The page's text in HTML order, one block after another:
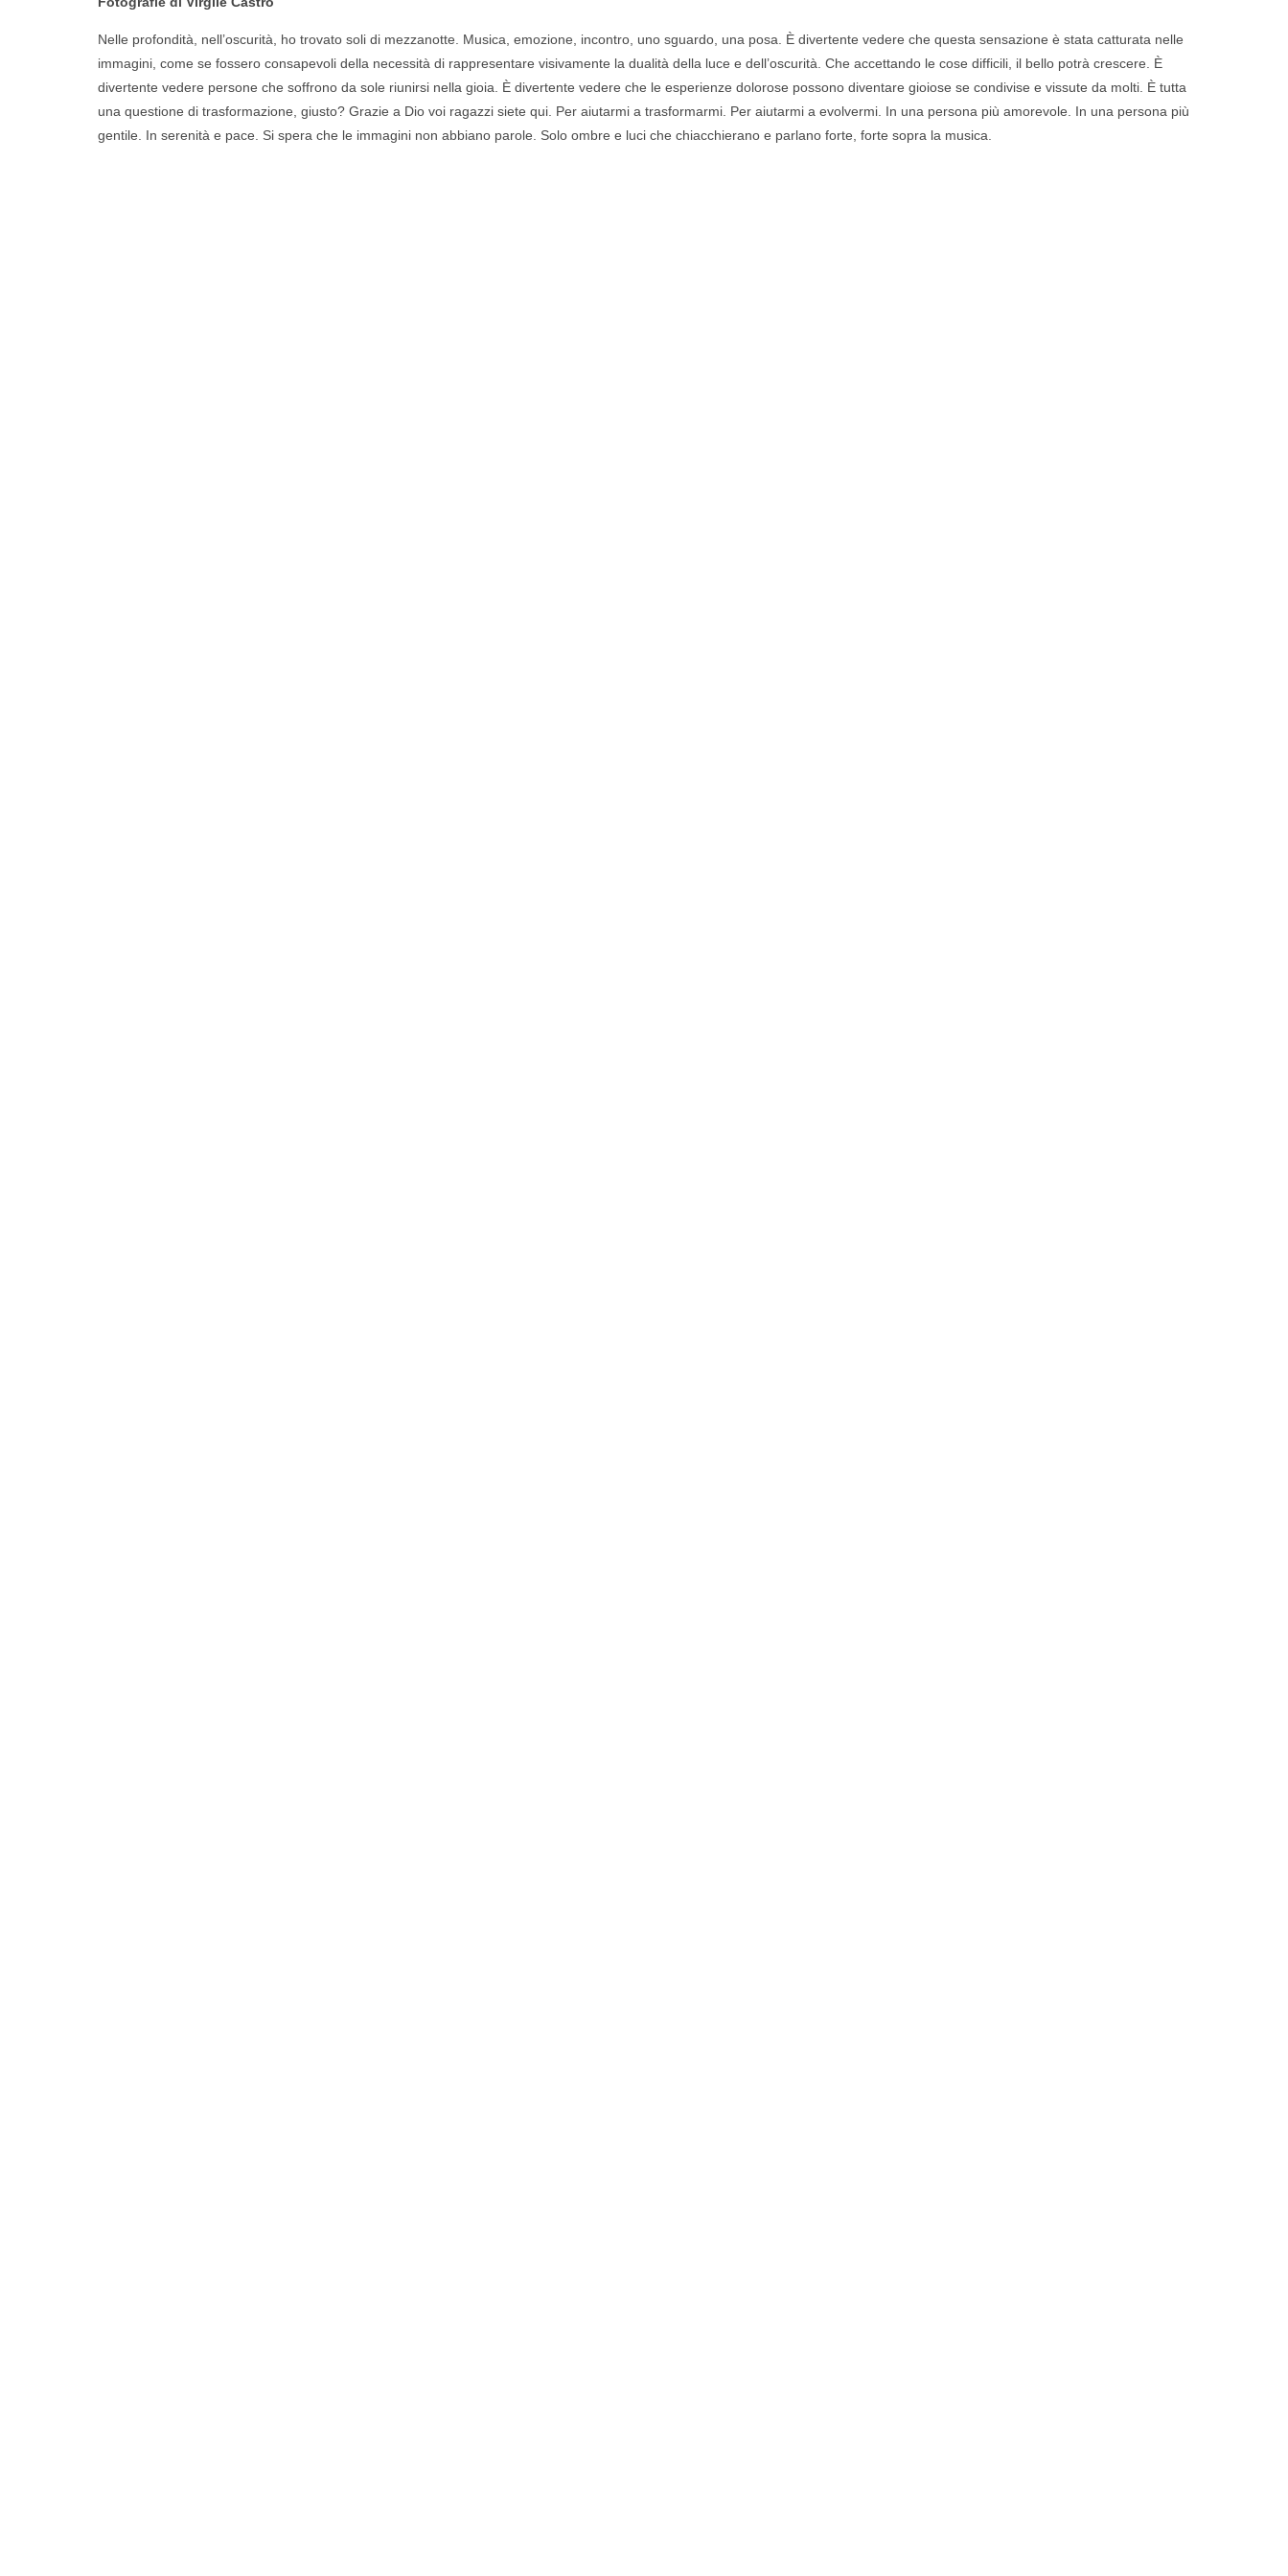
Nelle profondità, nell’oscurità, ho trovato soli di mezzanotte. Musica, emozione, incontro, uno sguardo, una posa. È divertente vedere che questa sensazione è stata catturata nelle
immagini, come se fossero consapevoli della necessità di rappresentare visivamente la dualità della luce e dell’oscurità. Che accettando le cose difficili, il bello potrà crescere. È
divertente vedere persone che soffrono da sole riunirsi nella gioia. È divertente vedere che le esperienze dolorose possono diventare gioiose se condivise e vissute da molti. È tutta
una questione di trasformazione, giusto? Grazie a Dio voi ragazzi siete qui. Per aiutarmi a trasformarmi. Per aiutarmi a evolvermi. In una persona più amorevole. In una persona più
gentile. In serenità e pace. Si spera che le immagini non abbiano parole. Solo ombre e luci che chiacchierano e parlano forte, forte sopra la musica.